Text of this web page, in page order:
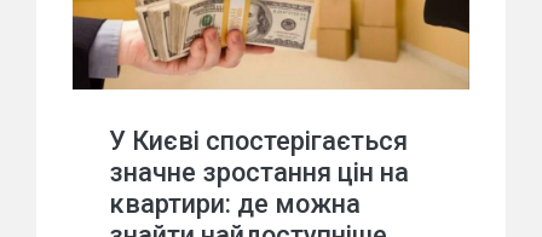
У Києві спостерігається
значне зростання цін на
квартири: де можна